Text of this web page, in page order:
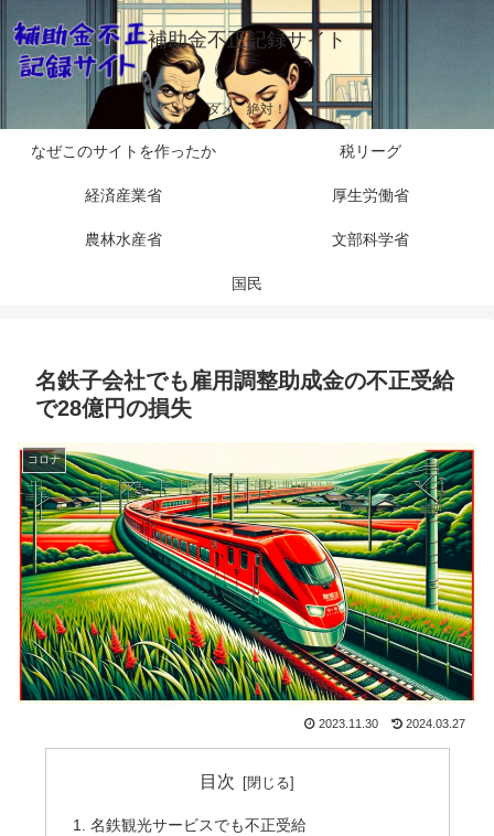
補助金不正記録サイト
ダメ、絶対！
なぜこのサイトを作ったか 税リーグ
経済産業省 厚生労働省
農林水産省 文部科学省
国民
名鉄子会社でも雇用調整助成金の不正受給
で28億円の損失
コロナ
2023.11.30 2024.03.27
目次
名鉄観光サービスでも不正受給